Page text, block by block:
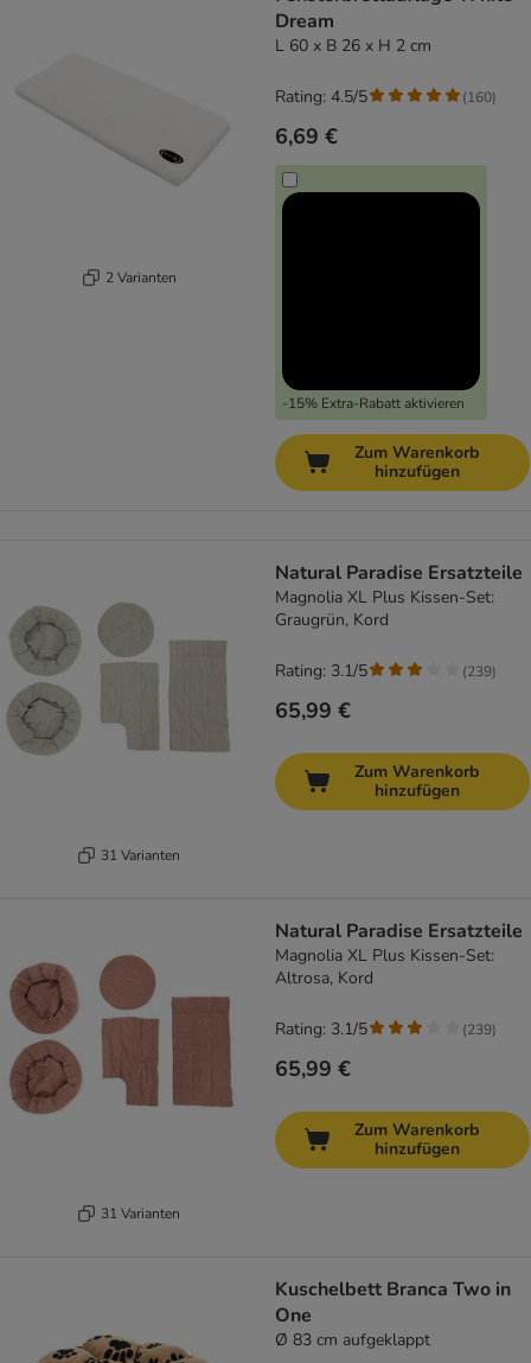
2 Varianten
Dream
L 60 x B 26 x H 2 cm
6,69 €
-15% Extra-Rabatt aktivieren
Rating: 4.5/5 (160)
Zum Warenkorb
hinzufügen
31 Varianten
Natural Paradise Ersatzteile
Magnolia XL Plus Kissen-Set:
Graugrün, Kord
65,99 €
Rating: 3.1/5 (239)
Zum Warenkorb
hinzufügen
31 Varianten
Natural Paradise Ersatzteile
Magnolia XL Plus Kissen-Set:
Altrosa, Kord
65,99 €
Rating: 3.1/5 (239)
Zum Warenkorb
hinzufügen
Kuschelbett Branca Two in
One
Ø 83 cm aufgeklappt